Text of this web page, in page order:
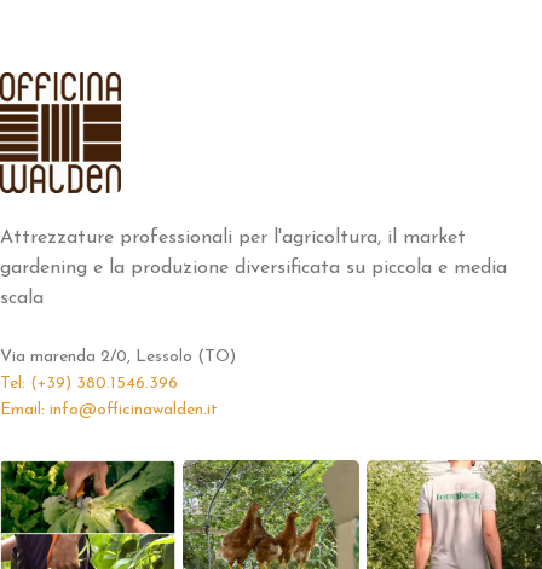
Attrezzature professionali per l'agricoltura, il market
gardening e la produzione diversificata su piccola e media
scala
Via marenda 2/0, Lessolo (TO)
Tel: (+39) 380.1546.396
Email: info@officinawalden.it